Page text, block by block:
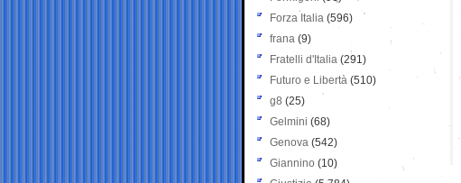
Forza Italia (596)
frana (9)
Fratelli d'Italia (291)
Futuro e Libertà (510)
g8 (25)
Gelmini (68)
Genova (542)
Giannino (10)